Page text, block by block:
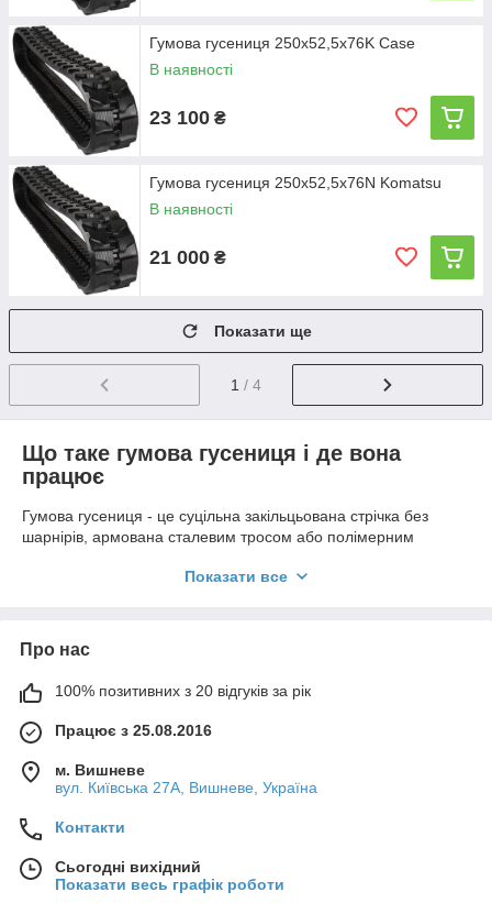
Гумова гусениця 250х52,5х76K Case
В наявності
23 100 ₴
Гумова гусениця 250х52,5х76N Komatsu
В наявності
21 000 ₴
Показати ще
1 / 4
Що таке гумова гусениця і де вона
працює
Гумова гусениця - це суцільна закільцьована стрічка без
шарнірів, армована сталевим тросом або полімерним
зачеплення з ведучим колесом і утримують стрічку від сходу.
розтріскуванню на морозі.
навантажувачі (skid steer), гусеничні візки, компактні трактори
гусеничних стрічок на колісну техніку, щоб знизити тиск на
полі.
Показати все
Про нас
100% позитивних з 20 відгуків за рік
Працює з 25.08.2016
м. Вишневе
вул. Київська 27А, Вишневе, Україна
Контакти
Сьогодні вихідний
Показати весь графік роботи